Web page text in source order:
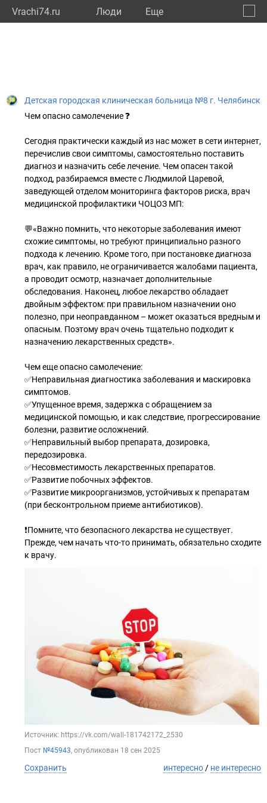
Vrachi74.ru Люди Eще
Детская городская клиническая больница №8 г. Челябинск
Чем опасно самолечение ❓
Сегодня практически каждый из нас может в сети интернет,
перечислив свои симптомы, самостоятельно поставить
диагноз и назначить себе лечение. Чем опасен такой
подход, разбираемся вместе с Людмилой Царевой,
заведующей отделом мониторинга факторов риска, врач
медицинской профилактики ЧОЦОЗ МП:
💬«Важно помнить, что некоторые заболевания имеют
схожие симптомы, но требуют принципиально разного
подхода к лечению. Кроме того, при постановке диагноза
врач, как правило, не ограничивается жалобами пациента,
а проводит осмотр, назначает дополнительные
обследования. Наконец, любое лекарство обладает
двойным эффектом: при правильном назначении оно
полезно, при неоправданном – может оказаться вредным и
опасным. Поэтому врач очень тщательно подходит к
назначению лекарственных средств».
Чем еще опасно самолечение:
✅Неправильная диагностика заболевания и маскировка
симптомов.
✅Упущенное время, задержка с обращением за
медицинской помощью, и как следствие, прогрессирование
болезни, развитие осложнений.
✅Неправильный выбор препарата, дозировка,
передозировка.
✅Несовместимость лекарственных препаратов.
✅Развитие побочных эффектов.
✅Развитие микроорганизмов, устойчивых к препаратам
(при бесконтрольном приеме антибиотиков).
❗️Помните, что безопасного лекарства не существует.
Прежде, чем начать что-то принимать, обязательно сходите
к врачу.
Источник: https://vk.com/wall-181742172_2530
Пост №45943, опубликован 18 сен 2025
Сохранить интересно / не интересно